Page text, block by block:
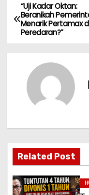
N
a
v
s
p
“Uji Kadar Oktan:
Beranikah
Menarik Pertamax
Peredaran?”
Related Post